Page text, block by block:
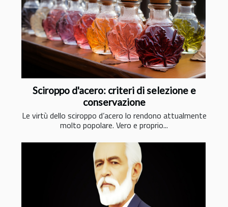
Sciroppo d'acero: criteri di selezione e
conservazione
Le virtù dello sciroppo d’acero lo rendono attualmente
molto popolare. Vero e proprio...